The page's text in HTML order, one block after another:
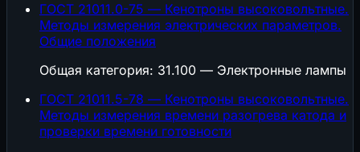
ГОСТ 21011.0-75 — Кенотроны высоковольтные.
Методы измерения электрических параметров.
Общие положения
Общая категория: 31.100 — Электронные лампы
ГОСТ 21011.5-78 — Кенотроны высоковольтные.
Методы измерения времени разогрева катода и
проверки времени готовности